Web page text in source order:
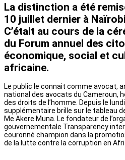
La distinction a été
10 juillet dernier à
C’était au cours de la
du Forum annuel des
économique, social et
africaine.
Le public le connait comme avocat,
national des avocats du Cameroun,
des droits de l’homme. Depuis le
supplémentaire brille sur le tableau
Me Akere Muna. Le fondateur de
gouvernementale Transparency
couronné champion dans la
de la lutte contre la corruption en